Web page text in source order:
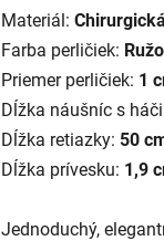
Materiál:
Farba perličiek:
Priemer perličiek: 1
Dĺžka náušníc s
Dĺžka retiazky: 50
Dĺžka prívesku: 1,9
Jednoduchý,